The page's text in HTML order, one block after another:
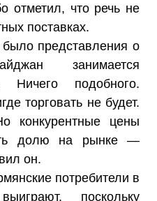
отметил, что речь не
поставках.
представления о
занимается
Ничего подобного.
торговать не будет.
конкурентные цены
долю на рынке —
он.
потребители в
поскольку